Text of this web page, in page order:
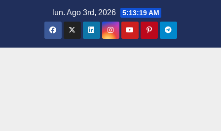
lun. Ago 3rd, 2026 5:13:19 AM